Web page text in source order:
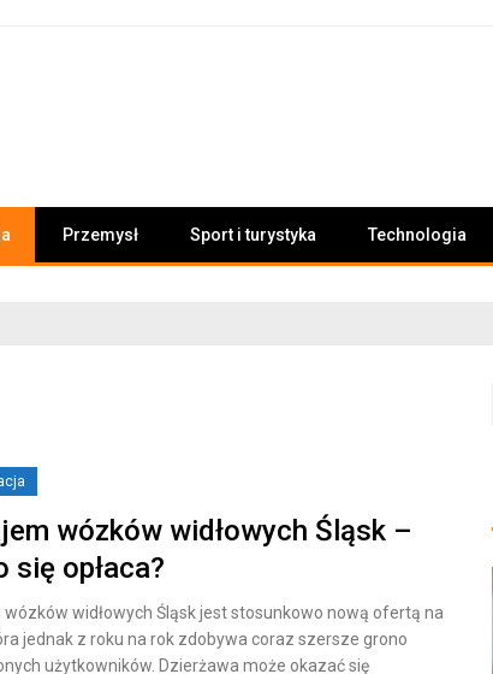
Przemysł Sport i turystyka Technologia
wózków widłowych Śląsk –
się opłaca?
wózków widłowych Śląsk jest stosunkowo nową ofertą na
jednak z roku na rok zdobywa coraz szersze grono
użytkowników. Dzierżawa może okazać się